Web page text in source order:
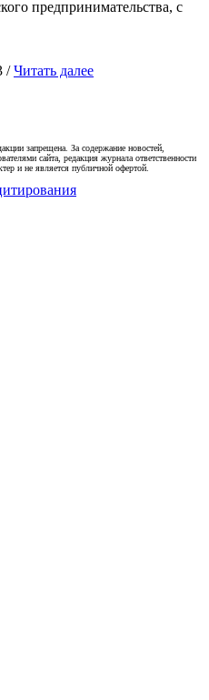
предпринимательства, с
/Читать далее
запрещена. За содержание новостей,
сайта, редакция журнала ответственности
и не является публичной офертой.